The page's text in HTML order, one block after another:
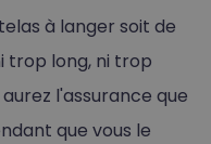
à langer soit de
trop long, ni trop
l'assurance que
que vous le